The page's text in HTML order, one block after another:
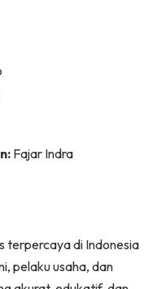
Fajar Indra
terpercaya di Indonesia
pelaku usaha, dan